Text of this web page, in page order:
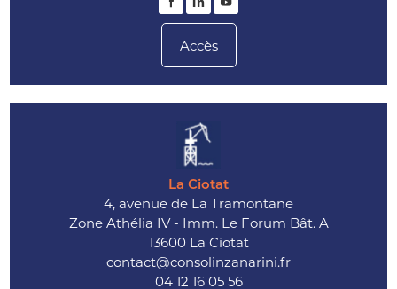
Accès
La Ciotat
4, avenue de La Tramontane
Zone Athélia IV - Imm. Le Forum Bât. A
13600 La Ciotat
contact@consolinzanarini.fr
04 12 16 05 56